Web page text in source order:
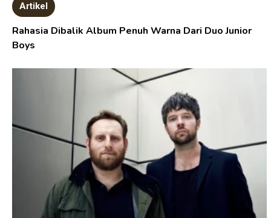
Artikel
Rahasia Dibalik Album Penuh Warna Dari Duo Junior
Boys